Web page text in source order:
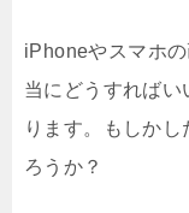
iPhoneやスマホ
当にどうすればい
ります。もしか
ろうか？